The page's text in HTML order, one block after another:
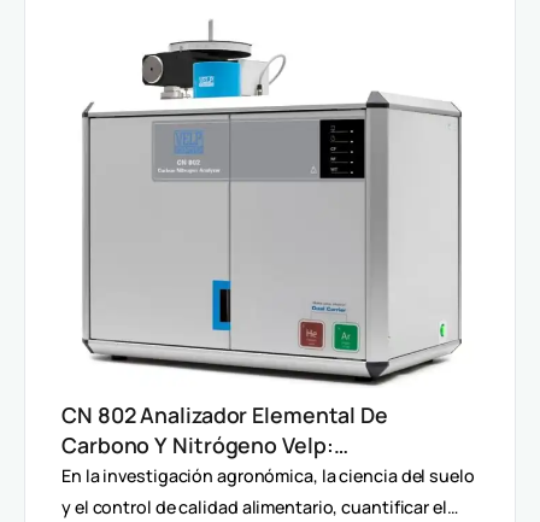
CN 802 Analizador Elemental De
Carbono Y Nitrógeno Velp:
Determinación Rápida Por Método
Dumas (TC, TOC, TIC Y TN)
En la investigación agronómica, la ciencia del suelo
y el control de calidad alimentario, cuantificar el…